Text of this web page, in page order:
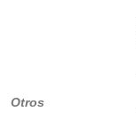
Otros